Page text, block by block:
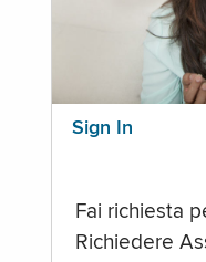
Sign In
Fai richiesta
Richiedere